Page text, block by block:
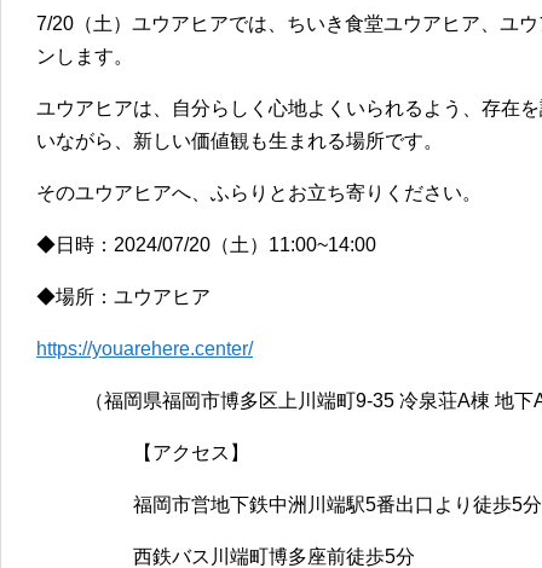
7/20（土）ユウアヒアでは、ちいき食堂ユウアヒア、ユ
ンします。
ユウアヒアは、自分らしく心地よくいられるよう、存在
いながら、新しい価値観も生まれる場所です。
そのユウアヒアへ、ふらりとお立ち寄りください。
◆日時：2024/07/20（土）11:00~14:00
◆場所：ユウアヒア
https://youarehere.center/
（福岡県福岡市博多区上川端町9-35 冷泉荘A棟 地下
【アクセス】
福岡市営地下鉄中洲川端駅5番出口より徒歩5分
西鉄バス川端町博多座前徒歩5分